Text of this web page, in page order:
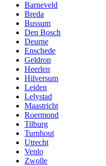
Barneveld
Breda
Bussum
Den Bosch
Deurne
Enschede
Geldrop
Heerlen
Hilversum
Leiden
Lelystad
Maastricht
Roermond
Tilburg
Turnhout
Utrecht
Venlo
Zwolle